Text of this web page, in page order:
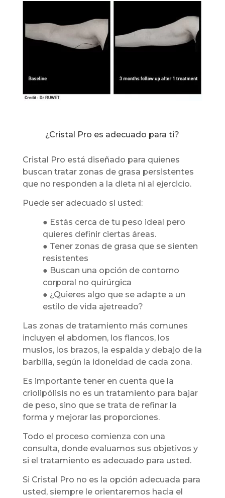
¿Cristal Pro es adecuado para ti?
Cristal Pro está diseñado para quienes
buscan tratar zonas de grasa persistentes
que no responden a la dieta ni al ejercicio.
Puede ser adecuado si usted:
● Estás cerca de tu peso ideal pero
quieres definir ciertas áreas.
● Tener zonas de grasa que se sienten
resistentes
● Buscan una opción de contorno
corporal no quirúrgica
● ¿Quieres algo que se adapte a un
estilo de vida ajetreado?
Las zonas de tratamiento más comunes
incluyen el abdomen, los flancos, los
muslos, los brazos, la espalda y debajo de la
barbilla, según la idoneidad de cada zona.
Es importante tener en cuenta que la
criolipólisis no es un tratamiento para bajar
de peso, sino que se trata de refinar la
forma y mejorar las proporciones.
Todo el proceso comienza con una
consulta, donde evaluamos sus objetivos y
si el tratamiento es adecuado para usted.
Si Cristal Pro no es la opción adecuada para
usted, siempre le orientaremos hacia el